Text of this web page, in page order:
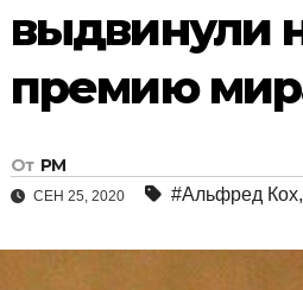
выдвинули
премию
От РМ
СЕН 25, 2020 #Альфред Кох,